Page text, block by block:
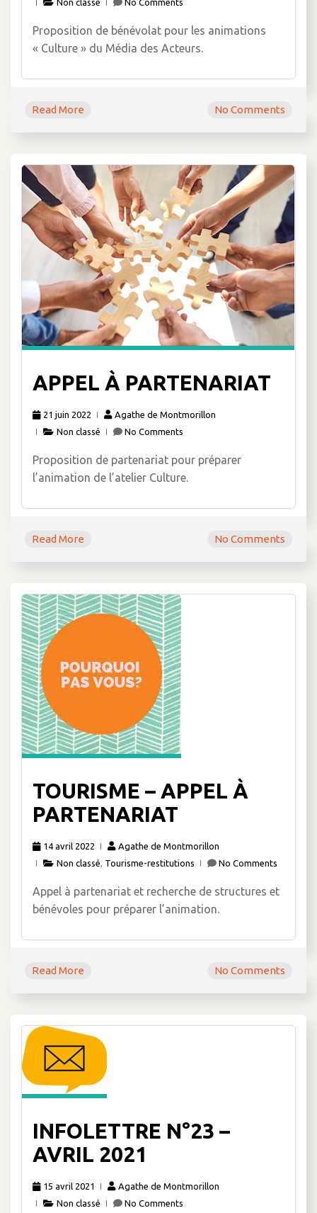
Proposition de bénévolat pour les animations
« Culture » du Média des Acteurs.
Read More No Comments
APPEL À PARTENARIAT
21 juin 2022
Agathe de Montmorillon
Non classé
No Comments
Proposition de partenariat pour préparer
l’animation de l’atelier Culture.
Read More No Comments
TOURISME – APPEL À
PARTENARIAT
14 avril 2022
Agathe de Montmorillon
Non classé Tourisme-restitutions No Comments
Appel à partenariat et recherche de structures et
bénévoles pour préparer l’animation.
Read More No Comments
INFOLETTRE N°23 –
AVRIL 2021
15 avril 2021
Agathe de Montmorillon
Non classé
No Comments